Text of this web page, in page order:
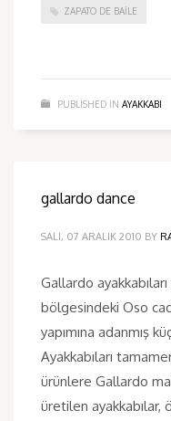
ZAPATO DE BAILE
PUBLISHED IN AYAKKABI
gallardo dance
SALI, 07 ARALIK 2010 BY
Gallardo ayakkabıları
bölgesindeki Oso
yapımına adanmış
Ayakkabıları
ürünlere Gallardo
üretilen ayakkabılar,